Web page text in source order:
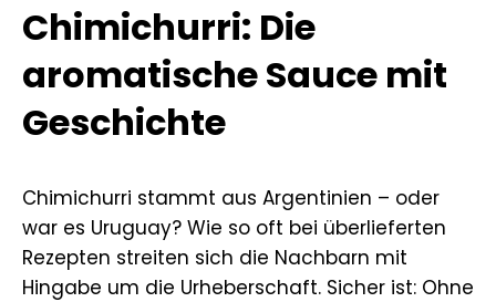
Chimichurri: Die
aromatische Sauce mit
Geschichte
Chimichurri stammt aus Argentinien – oder
war es Uruguay? Wie so oft bei überlieferten
Rezepten streiten sich die Nachbarn mit
Hingabe um die Urheberschaft. Sicher ist: Ohne